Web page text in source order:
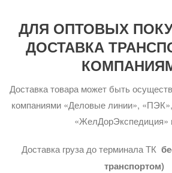
ДЛЯ ОПТОВЫХ
ДОСТАВКА
Доставка товара может быть
компаниями «Деловые линии»,
«ЖелДорЭкспедиция»
Доставка груза до терминала ТК
транспортом)